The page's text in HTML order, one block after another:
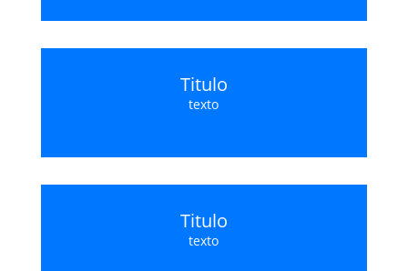
audio
Titulo
texto
Titulo
texto